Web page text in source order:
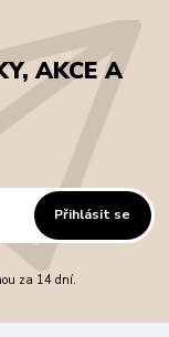
AKCE A
Přihlásit se
za 14 dní.